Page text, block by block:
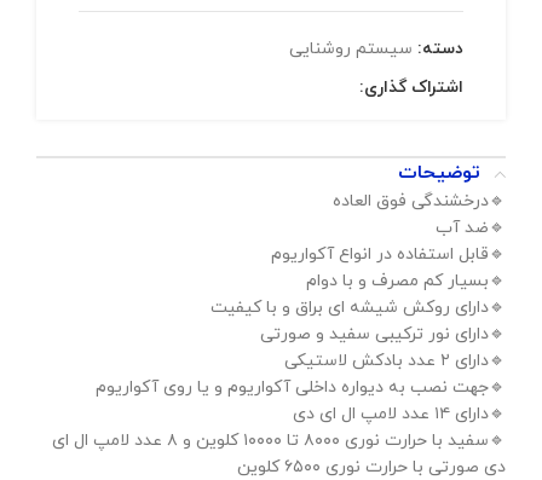
دسته: سیستم روشنایی
اشتراک گذاری:
توضیحات
🔹️درخشندگی فوق العاده
🔹️ضد آب
🔹️قابل استفاده در انواع آکواریوم
🔹️بسیار کم مصرف و با دوام
🔹️دارای روکش شیشه ای براق و با کیفیت
🔹️دارای نور ترکیبی سفید و صورتی
🔹️دارای ۲ عدد بادکش لاستیکی
🔹️جهت نصب به دیواره داخلی آکواریوم و یا روی آکواریوم
🔹️دارای ۱۴ عدد لامپ ال ای دی
🔹️سفید با حرارت نوری ۸۰۰۰ تا ۱۰۰۰۰ کلوین و ۸ عدد لامپ ال ای
دی صورتی با حرارت نوری ۶۵۰۰ کلوین